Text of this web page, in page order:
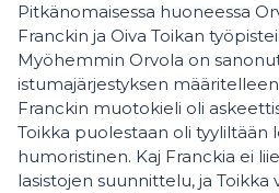
Pitkänomaisessa huoneessa
Franckin ja Oiva Toikan
Myöhemmin Orvola on
istumajärjestyksen
Franckin muotokieli oli
Toikka puolestaan oli tyyliltään
humoristinen. Kaj Franckia ei
lasistojen suunnittelu, ja Toikka